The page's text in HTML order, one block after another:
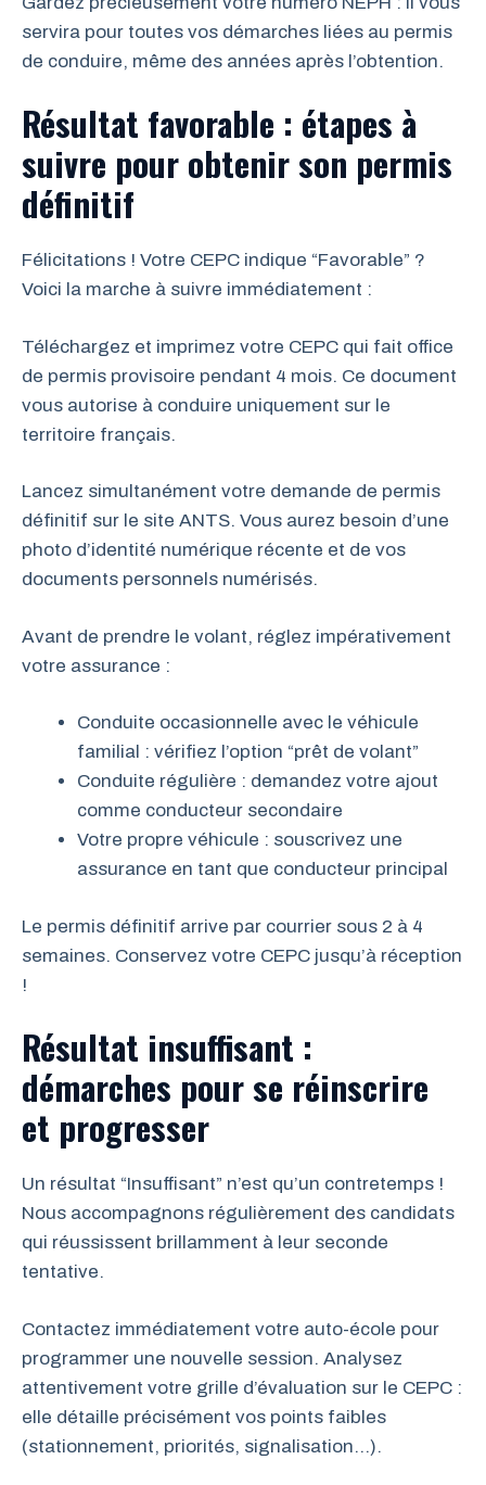
servira pour toutes vos démarches liées au permis
de conduire, même des années après l’obtention.
Résultat favorable : étapes à
suivre pour obtenir son permis
définitif
Félicitations ! Votre CEPC indique “Favorable” ?
Voici la marche à suivre immédiatement :
Téléchargez et imprimez votre CEPC qui fait office
de permis provisoire pendant 4 mois. Ce document
vous autorise à conduire uniquement sur le
territoire français.
Lancez simultanément votre demande de permis
définitif sur le site ANTS. Vous aurez besoin d’une
photo d’identité numérique récente et de vos
documents personnels numérisés.
Avant de prendre le volant, réglez impérativement
votre assurance :
Conduite occasionnelle avec le véhicule
familial : vérifiez l’option “prêt de volant”
Conduite régulière : demandez votre ajout
comme conducteur secondaire
Votre propre véhicule : souscrivez une
assurance en tant que conducteur principal
Le permis définitif arrive par courrier sous 2 à 4
semaines. Conservez votre CEPC jusqu’à réception
!
Résultat insuffisant :
démarches pour se réinscrire
et progresser
Un résultat “Insuffisant” n’est qu’un contretemps !
Nous accompagnons régulièrement des candidats
qui réussissent brillamment à leur seconde
tentative.
Contactez immédiatement votre auto-école pour
programmer une nouvelle session. Analysez
attentivement votre grille d’évaluation sur le CEPC :
elle détaille précisément vos points faibles
(stationnement, priorités, signalisation…).